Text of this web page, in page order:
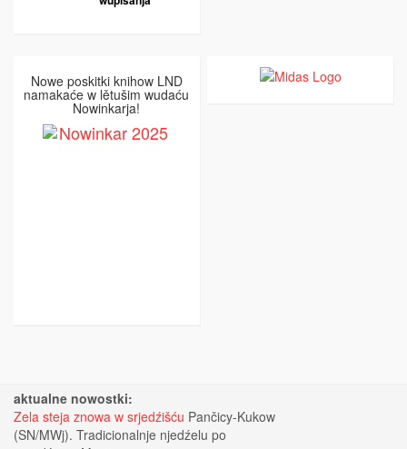
Nowe poskitki knihow LND
namakaće w lětušim wudaću
Nowinkarja!
aktualne nowostki:
Zela steja znowa w srjedźišću Pančicy-Kukow
(SN/MWj). Tradicionalnje njedźelu po